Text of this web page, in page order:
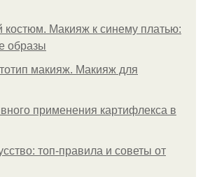
костюм. Макияж к синему платью:
образы
макияж. Макияж для
применения картифлекса в
топ-правила и советы от